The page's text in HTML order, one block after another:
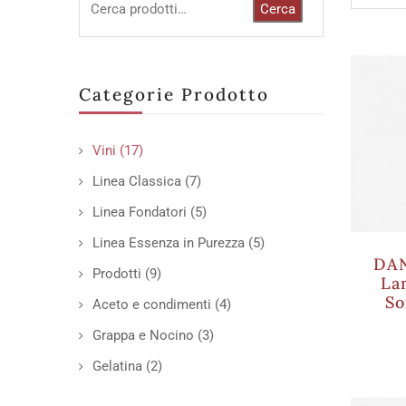
Cerca
Categorie Prodotto
Vini (17)
Linea Classica (7)
Linea Fondatori (5)
Linea Essenza in Purezza (5)
Prodotti (9)
Aceto e condimenti (4)
Grappa e Nocino (3)
Gelatina (2)